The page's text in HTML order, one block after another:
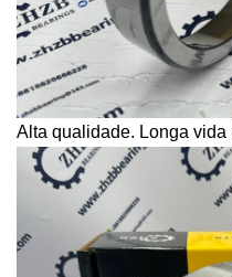
Alta qualidade. Longa